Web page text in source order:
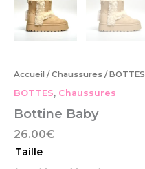
Accueil /Chaussures /BOTTES
BOTTES, Chaussures
Bottine Baby
26.00€
Taille